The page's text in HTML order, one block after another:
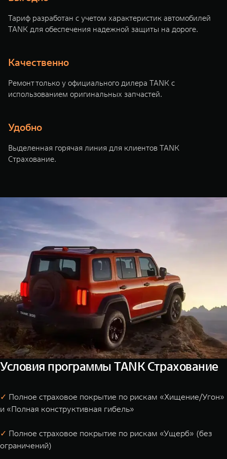
Расширяя границы комфорта
от 6 149 000 ₽
Эстетика
от 5 699
Масштаб возможностей
от 6 449 000 ₽
Масштаб
Тариф разработан с учетом характеристик автомобилей
TANK для обеспечения надежной защиты на дороге.
Качественно
Ремонт только у официального дилера TANK с
использованием оригинальных запчастей.
Удобно
Выделенная горячая линия для клиентов TANK
Страхование.
Условия программы TANK Страхование
✓ Полное страховое покрытие по рискам «Хищение/Угон»
и «Полная конструктивная гибель»
✓ Полное страховое покрытие по рискам «Ущерб» (без
ограничений)